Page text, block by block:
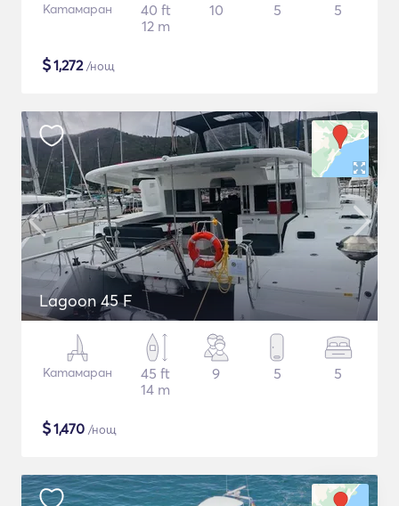
Катамаран
40 ft
12 m
10 5 5
$1,272/нощ
Lagoon 45 F
Катамаран
45 ft
14 m
9 5 5
$1,470 /нощ